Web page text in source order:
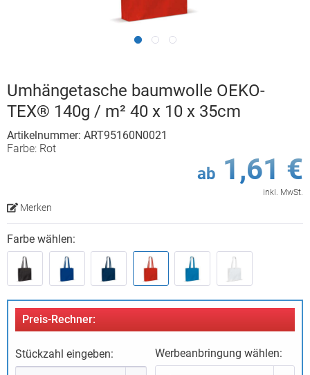
Umhängetasche baumwolle OEKO-
TEX® 140g / m² 40 x 10 x 35cm
Artikelnummer: ART95160N0021
Farbe: Rot
ab 1,61 €
inkl. MwSt.
Merken
Farbe wählen:
Preis-Rechner:
Stückzahl eingeben: Werbeanbringung wählen: